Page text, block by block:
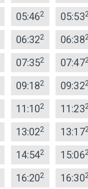
05:462 05:532
06:322 06:382
07:352 07:472
09:182 09:322
11:102 11:232
13:022 13:172
14:542 15:062
16:202 16:302